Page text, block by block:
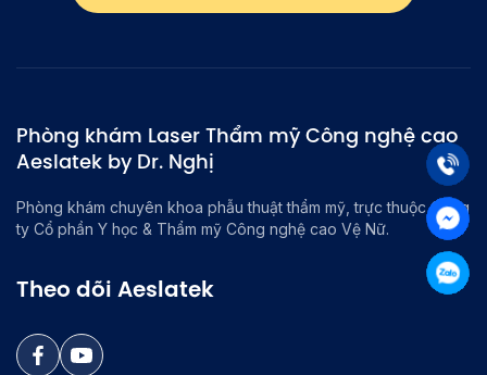
Phòng khám Laser Thẩm mỹ Công nghệ cao
Aeslatek by Dr. Nghị
Phòng khám chuyên khoa phẫu thuật thẩm mỹ, trực thuộc Công
ty Cổ phần Y học & Thẩm mỹ Công nghệ cao Vệ Nữ.
Theo dõi Aeslatek